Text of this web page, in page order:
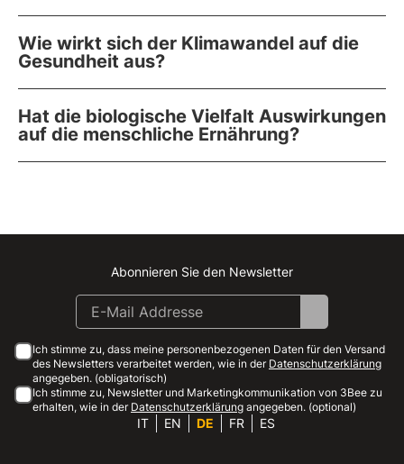
Wie wirkt sich der Klimawandel auf die
Gesundheit aus?
Hat die biologische Vielfalt Auswirkungen
auf die menschliche Ernährung?
Instagram
Facebook
Linkedin
Youtube
Abonnieren Sie den Newsletter
Ich stimme zu, dass meine personenbezogenen Daten für den Versand
des Newsletters verarbeitet werden, wie in der Datenschutzerklärung
angegeben. (obligatorisch)
Ich stimme zu, Newsletter und Marketingkommunikation von 3Bee zu
erhalten, wie in der Datenschutzerklärung angegeben. (optional)
IT EN DE FR ES